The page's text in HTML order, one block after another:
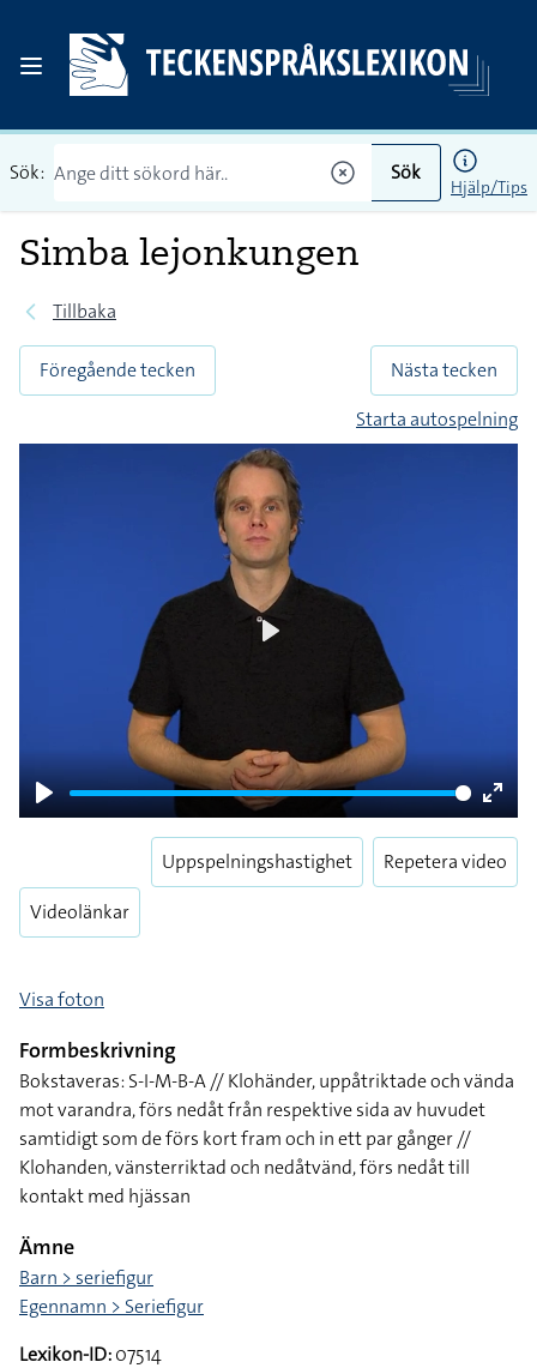
Sök: Sök
Hjälp/Tips
Simba lejonkungen
Tillbaka
Föregående tecken
Nästa tecken
Starta autospelning
Play
Enter
Videolänkar
Uppspelningshastighet Repetera video
Visa foton
Formbeskrivning
Bokstaveras: S-I-M-B-A // Klohänder, uppåtriktade och vända
mot varandra, förs nedåt från respektive sida av huvudet
samtidigt som de förs kort fram och in ett par gånger //
Klohanden, vänsterriktad och nedåtvänd, förs nedåt till
kontakt med hjässan
Ämne
Barn > seriefigur
Egennamn > Seriefigur
Lexikon-ID:07514